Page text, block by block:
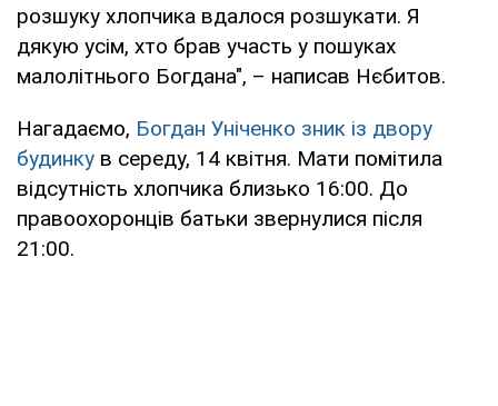
розшуку хлопчика вдалося розшукати. Я
дякую усім, хто брав участь у пошуках
малолітнього Богдана", – написав Нєбитов.
Нагадаємо, Богдан Уніченко зник із двору
будинку в середу, 14 квітня. Мати помітила
відсутність хлопчика близько 16:00. До
правоохоронців батьки звернулися після
21:00.